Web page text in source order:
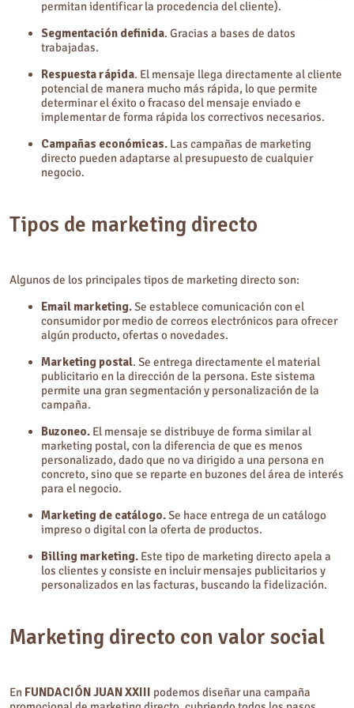
permitan identificar la procedencia del cliente).
Segmentación definida. Gracias a bases de datos
trabajadas.
Respuesta rápida. El mensaje llega directamente al cliente
potencial de manera mucho más rápida, lo que permite
determinar el éxito o fracaso del mensaje enviado e
implementar de forma rápida los correctivos necesarios.
Campañas económicas. Las campañas de marketing
directo pueden adaptarse al presupuesto de cualquier
negocio.
Tipos de marketing directo
Algunos de los principales tipos de marketing directo son:
Email marketing.Se establece comunicación con el
consumidor por medio de correos electrónicos para ofrecer
algún producto, ofertas o novedades.
Marketing postal. Se entrega directamente el material
publicitario en la dirección de la persona. Este sistema
permite una gran segmentación y personalización de la
campaña.
Buzoneo. El mensaje se distribuye de forma similar al
marketing postal, con la diferencia de que es menos
personalizado, dado que no va dirigido a una persona en
concreto, sino que se reparte en buzones del área de interés
para el negocio.
Marketing de catálogo.Se hace entrega de un catálogo
impreso o digital con la oferta de productos.
Billing marketing. Este tipo de marketing directo apela a
los clientes y consiste en incluir mensajes publicitarios y
personalizados en las facturas, buscando la fidelización.
Marketing directo con valor social
En FUNDACIÓN JUAN XXIII
podemos diseñar una campaña